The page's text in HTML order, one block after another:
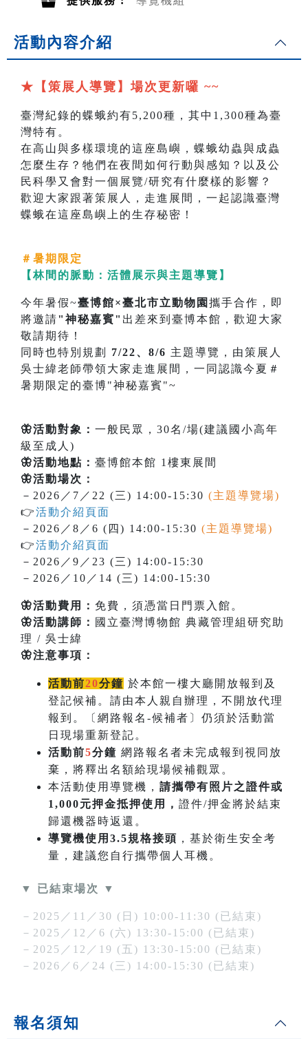
活動內容介紹
★【策展人導覽】場次更新囉 ~~
臺灣紀錄的蝶蛾約有5,200種，其中1,300種為臺
灣特有。
在高山與多樣環境的這座島嶼，蝶蛾幼蟲與成蟲
怎麼生存？牠們在夜間如何行動與感知？以及公
民科學又會對一個展覽/研究有什麼樣的影響？
歡迎大家跟著策展人，走進展間，一起認識臺灣
蝶蛾在這座島嶼上的生存秘密！
＃ 暑期限定
【林間的脈動：活體展示與主題導覽】
今年暑假~臺博館×臺北市立動物園 攜手合作，即
將邀請"神秘嘉賓" 出差來到臺博本館，歡迎大家
敬請期待！
同時也特別規劃
7/22、8/6 主題導覽，由策展人
吳士緯老師帶領大家走進展間，一同認識今夏＃
暑期限定的臺博"神秘嘉賓"~
🦋活動對象： 一般民眾，30名/場(建議國小高年
級至成人)
🦋活動地點： 臺博館本館 1樓東展間
🦋活動場次：
－2026／7／22 (三) 14:00-15:30 (主題導覽場)
👉活動介紹頁面
－2026／8／6 (四) 14:00-15:30 (主題導覽場)
👉活動介紹頁面
－2026／9／23 (三) 14:00-15:30
－2026／10／14 (三) 14:00-15:30
🦋活動費用： 免費，須憑當日門票入館。
🦋活動講師： 國立臺灣博物館 典藏管理組研究助
理 / 吳士緯
🦋注意事項：
活動前20分鐘 於本館一樓大廳開放報到及
登記候補。請由本人親自辦理，不開放代理
報到。〔網路報名-候補者〕仍須於活動當
日現場重新登記。
活動前5分鐘 網路報名者未完成報到視同放
棄，將釋出名額給現場候補觀眾。
本活動使用導覽機， 請攜帶有照片之證件或
1,000元押金抵押使用， 證件/押金將於結束
歸還機器時返還。
導覽機使用3.5規格接頭 ，基於衛生安全考
量，建議您自行攜帶個人耳機。
▼ 已結束場次 ▼
－2025／11／30 (日) 10:00-11:30 (已結束)
－2025／12／6 (六) 13:30-15:00 (已結束)
－2025／12／19 (五) 13:30-15:00 (已結束)
－2026／6／24 (三) 14:00-15:30 (已結束)
報名須知